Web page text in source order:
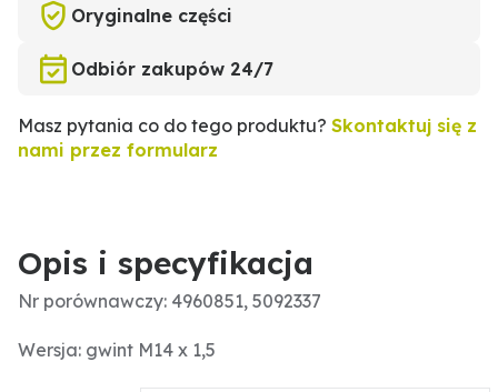
Oryginalne części
Odbiór zakupów 24/7
Masz pytania co do tego produktu? Skontaktuj się z
nami przez formularz
Opis i specyfikacja
Nr porównawczy: 4960851, 5092337
Wersja: gwint M14 x 1,5